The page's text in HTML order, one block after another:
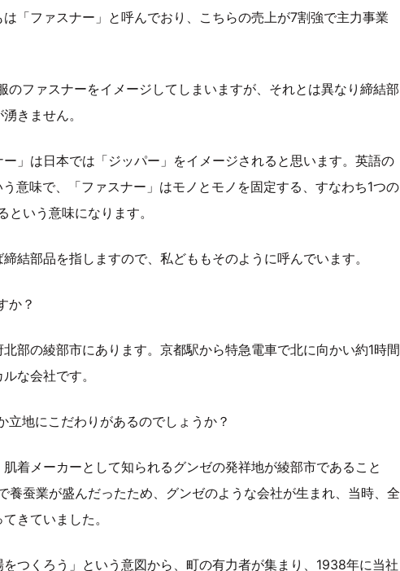
「ファスナー」と呼んでおり、こちらの売上が7割強で主力事業
のファスナーをイメージしてしまいますが、それとは異なり締結部
きません。
」は日本では「ジッパー」をイメージされると思います。英語の
意味で、「ファスナー」はモノとモノを固定する、すなわち1つの
いう意味になります。
結部品を指しますので、私どももそのように呼んでいます。
か？
部の綾部市にあります。京都駅から特急電車で北に向かい約1時間
な会社です。
立地にこだわりがあるのでしょうか？
着メーカーとして知られるグンゼの発祥地が綾部市であること
養蚕業が盛んだったため、グンゼのような会社が生まれ、当時、全
きていました。
つくろう」という意図から、町の有力者が集まり、1938年に当社